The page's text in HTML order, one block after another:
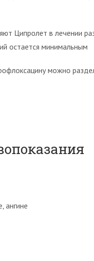
Ципролет в лечении
остается минимальным
можно
ангине